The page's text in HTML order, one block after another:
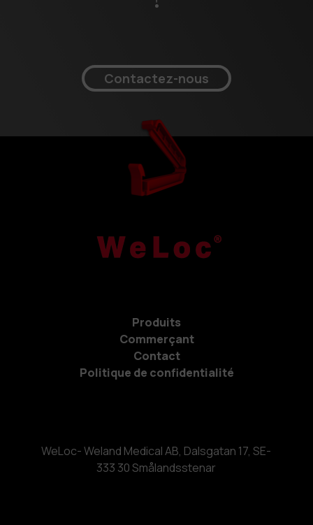
Contactez-nous
Produits
Commerçant
Contact
Politique de confidentialité
WeLoc- Weland Medical AB, Dalsgatan 17, SE-
333 30 Smålandsstenar